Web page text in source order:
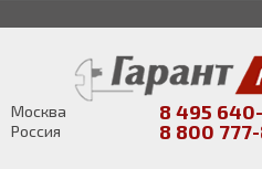
Москва 8 495
Россия 8 800